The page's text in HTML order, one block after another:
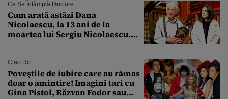
Ce Se Întâmplă Doctore
Cum arată astăzi Dana
Nicolaescu, la 13 ani de la
moartea lui Sergiu Nicolaescu.
Ciao.ro
Poveştile de iubire care au rămas
doar o amintire! Imagini tari cu
Gina Pistol, Răzvan Fodor sau